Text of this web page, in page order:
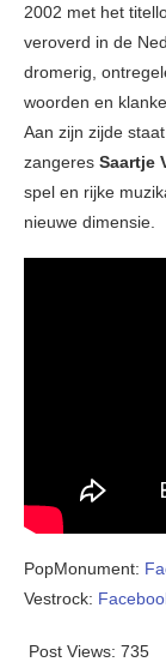
2002 met het
veroverd in de
dromerig,
woorden en
Aan zijn zijde
zangeres Saartje
spel en rijke
nieuwe dimensie.
PopMonument:
Vestrock:
Post Views: 735